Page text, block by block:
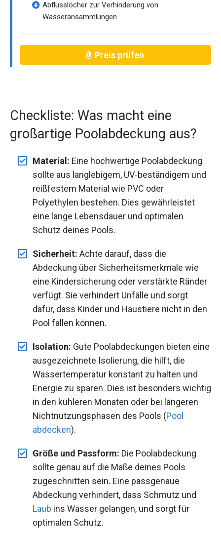
Abflusslöcher zur Verhinderung von
Wasseransammlungen
Preis prüfen
Checkliste: Was macht eine
großartige Poolabdeckung aus?
Material: Eine hochwertige Poolabdeckung
sollte aus langlebigem, UV-beständigem und
reißfestem Material wie PVC oder
Polyethylen bestehen. Dies gewährleistet
eine lange Lebensdauer und optimalen
Schutz deines Pools.
Sicherheit: Achte darauf, dass die
Abdeckung über Sicherheitsmerkmale wie
eine Kindersicherung oder verstärkte Ränder
verfügt. Sie verhindert Unfälle und sorgt
dafür, dass Kinder und Haustiere nicht in den
Pool fallen können.
Isolation: Gute Poolabdeckungen bieten eine
ausgezeichnete Isolierung, die hilft, die
Wassertemperatur konstant zu halten und
Energie zu sparen. Dies ist besonders wichtig
in den kühleren Monaten oder bei längeren
Nichtnutzungsphasen des Pools (Pool
abdecken).
Größe und Passform: Die Poolabdeckung
sollte genau auf die Maße deines Pools
zugeschnitten sein. Eine passgenaue
Abdeckung verhindert, dass Schmutz und
Laub ins Wasser gelangen, und sorgt für
optimalen Schutz.